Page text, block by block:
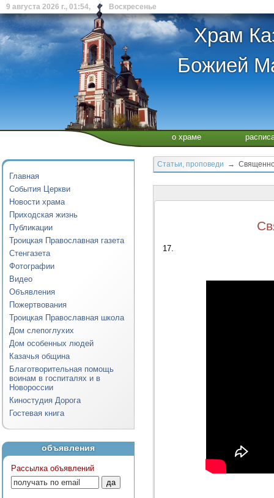
9 августа 2026 г., 01:54, Воскресенье
Храм
Божией
о храме
Главная
События Церкви
Новости храма
Приходская жизнь
Публикации
Троицкая Православная газета
Стенгазета
Фотографии
Видео
Объявления
Пожертвования
Троицкая Православная школа
Дом слепоглухих
Дом особенных людей
Казачья община
Благотворительная помощь
воинам в госпиталях и в
Новороссии
Киностудия Дорога
Гостевая книга
объявления
Рассылка объявлений
Статьи, проповеди →
17.